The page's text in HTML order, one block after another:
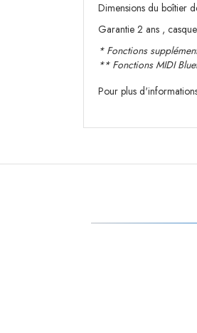
Dimensions du boîtier
Garantie 2 ans ,
* Fonctions
** Fonctions MIDI
Pour plus